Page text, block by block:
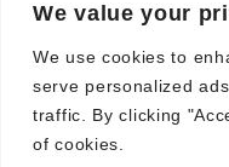
We value your
We use cookies to
serve personalized
traffic. By clicking
of cookies.